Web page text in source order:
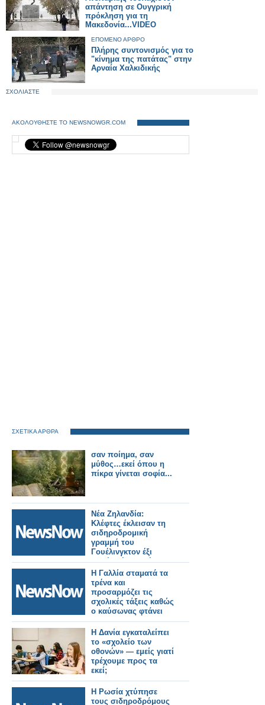
απάντηση σε Ουγγρική
πρόκληση για τη
Μακεδονία...VIDEO
ΕΠΟΜΕΝΟ ΑΡΘΡΟ
Πλήρης συντονισμός για το
"κίνημα της πατάτας" στην
Αρναία Χαλκιδικής
ΣΧΟΛΙΑΣΤΕ
ΑΚΟΛΟΥΘΗΣΤΕ ΤΟ NEWSNOWGR.COM
ΣΧΕΤΙΚΑ ΑΡΘΡΑ
σαν ποίημα, σαν
μύθος…εκεί όπου η
πίκρα γίνεται σοφία...
Νέα Ζηλανδία:
Κλέφτες έκλεισαν τη
σιδηροδρομική
γραμμή του
Γουέλινγκτον έξι
φορές μέσα σε έναν
μήνα.
Η Γαλλία σταματά τα
τρένα και
προσαρμόζει τις
σχολικές τάξεις καθώς
ο καύσωνας φτάνει
τους 40°C.
Η Δανία εγκαταλείπει
το «σχολείο των
οθονών» — εμείς γιατί
τρέχουμε προς τα
εκεί;
Η Ρωσία χτύπησε
τους σιδηροδρόμους